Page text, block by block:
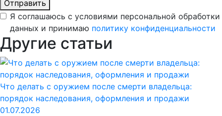
Отправить
Я соглашаюсь с условиями персональной обработки
данных и принимаю политику конфиденциальности
Другие статьи
Что делать с оружием после смерти владельца:
порядок наследования, оформления и продажи
01.07.2026